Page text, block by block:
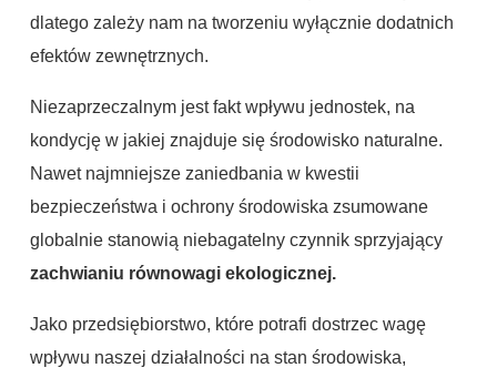
dlatego zależy nam na tworzeniu wyłącznie dodatnich
efektów zewnętrznych.
Niezaprzeczalnym jest fakt wpływu jednostek, na
kondycję w jakiej znajduje się środowisko naturalne.
Nawet najmniejsze zaniedbania w kwestii
bezpieczeństwa i ochrony środowiska zsumowane
globalnie stanowią niebagatelny czynnik sprzyjający
zachwianiu równowagi ekologicznej.
Jako przedsiębiorstwo, które potrafi dostrzec wagę
wpływu naszej działalności na stan środowiska,